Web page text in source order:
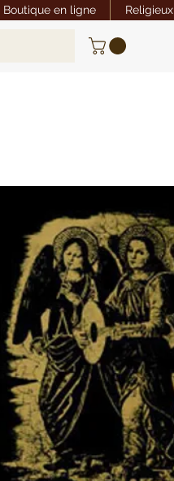
Boutique en ligne Religieux